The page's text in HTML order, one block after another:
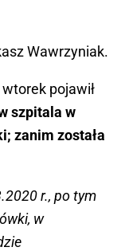
Wawrzyniak.
pojawił
szpitala w
zanim została
r., po tym
w